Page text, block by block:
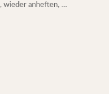
wieder anheften, …